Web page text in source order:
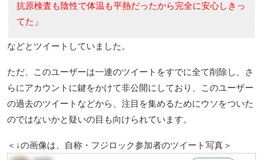
抗原検査も陰性で体温も平熱だったから完全に安心しきっ
てた 」
などとツイートしていました。
ただ、このユーザーは一連のツイートをすでに全て削除し、さ
らにアカウントに鍵をかけて非公開にしており、このユーザー
の過去のツイートなどから、注目を集めるためにウソをついた
のではないかと疑いの目も向けられています。
＜↓の画像は、自称・フジロック参加者のツイート写真＞